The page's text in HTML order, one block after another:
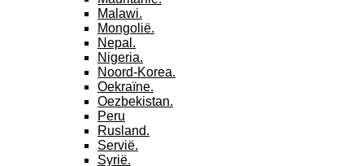
Malawi.
Mongolië.
Nepal.
Nigeria.
Noord-Korea.
Oekraïne.
Oezbekistan.
Peru
Rusland.
Servië.
Syrië.